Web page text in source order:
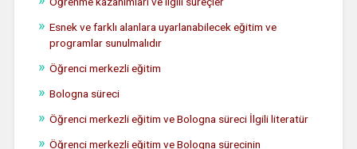
Esnek ve farklı alanlara uyarlanabilecek eğitim ve
programlar sunulmalıdır
Öğrenci merkezli eğitim
Bologna süreci
Öğrenci merkezli eğitim ve Bologna süreci İlgili literatür
Öğrenci merkezli eğitim ve Bologna sürecinin